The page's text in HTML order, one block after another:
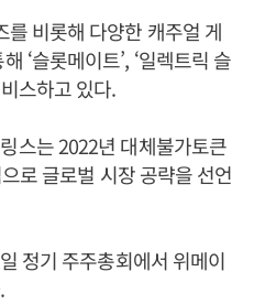
를 비롯해 다양한 캐주얼 게
‘슬롯메이트’, ‘일렉트릭 슬
스하고 있다.
스는 2022년 대체불가토큰
로 글로벌 시장 공략을 선언
정기 주주총회에서 위메이